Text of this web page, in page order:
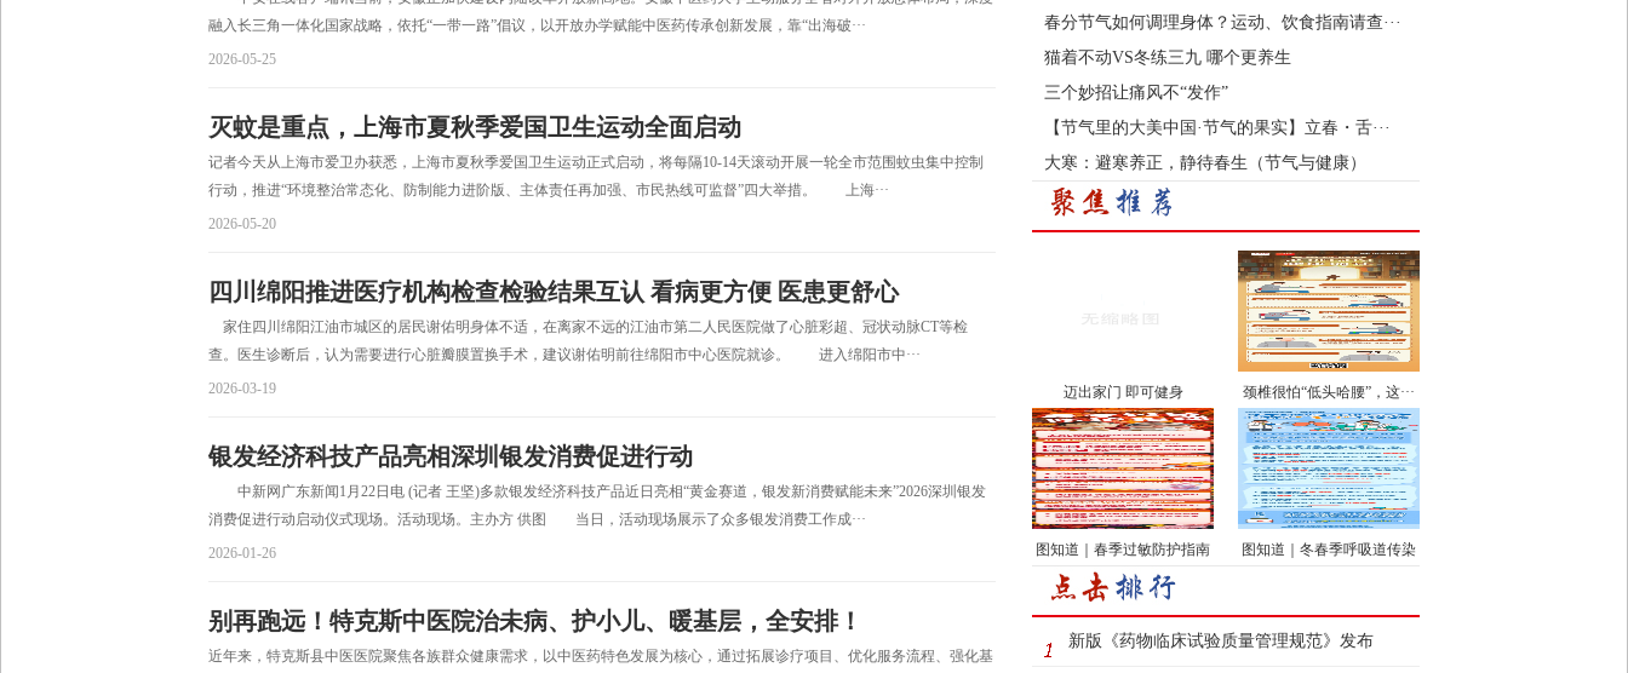
融入长三角一体化国家战略，依托“一带一路”倡议，以开放办学赋能中医药传承创新发展，靠“出海破···
2026-05-25
灭蚊是重点，上海市夏秋季爱国卫生运动全面启动
记者今天从上海市爱卫办获悉，上海市夏秋季爱国卫生运动正式启动，将每隔10-14天滚动开展一轮全市范围蚊虫集中控制
行动，推进“环境整治常态化、防制能力进阶版、主体责任再加强、市民热线可监督”四大举措。 上海···
2026-05-20
四川绵阳推进医疗机构检查检验结果互认 看病更方便 医患更舒心
家住四川绵阳江油市城区的居民谢佑明身体不适，在离家不远的江油市第二人民医院做了心脏彩超、冠状动脉CT等检
查。医生诊断后，认为需要进行心脏瓣膜置换手术，建议谢佑明前往绵阳市中心医院就诊。 进入绵阳市中···
2026-03-19
银发经济科技产品亮相深圳银发消费促进行动
中新网广东新闻1月22日电 (记者 王坚)多款银发经济科技产品近日亮相“黄金赛道，银发新消费赋能未来”2026深圳银发
消费促进行动启动仪式现场。活动现场。主办方 供图 当日，活动现场展示了众多银发消费工作成···
2026-01-26
别再跑远！特克斯中医院治未病、护小儿、暖基层，全安排！
近年来，特克斯县中医医院聚焦各族群众健康需求，以中医药特色发展为核心，通过拓展诊疗项目、优化服务流程、强化基
春分节气如何调理身体？运动、饮食指南请查···
猫着不动VS冬练三九 哪个更养生
三个妙招让痛风不“发作”
【节气里的大美中国·节气的果实】立春・舌···
大寒：避寒养正，静待春生（节气与健康）
迈出家门 即可健身 颈椎很怕“低头哈腰”，这···
图知道｜春季过敏防护指南
图知道｜冬春季呼吸道传染
新版《药物临床试验质量管理规范》发布